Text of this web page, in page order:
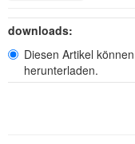
downloads:
Diesen Artikel
herunterladen.